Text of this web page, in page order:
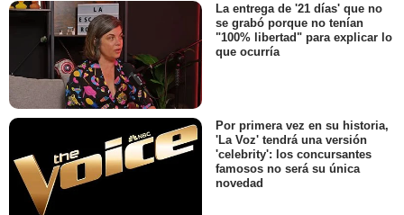
La entrega de '21 días' que no
se grabó porque no tenían
"100% libertad" para explicar lo
que ocurría
Por primera vez en su historia,
'La Voz' tendrá una versión
'celebrity': los concursantes
famosos no será su única
novedad